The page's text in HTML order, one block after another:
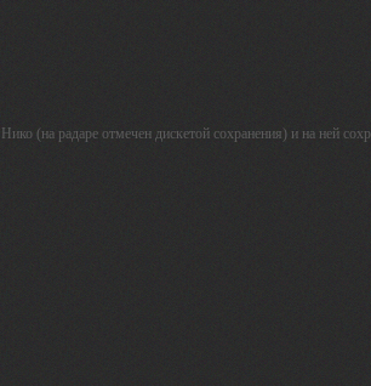
(на радаре отмечен дискетой сохранения) и на ней